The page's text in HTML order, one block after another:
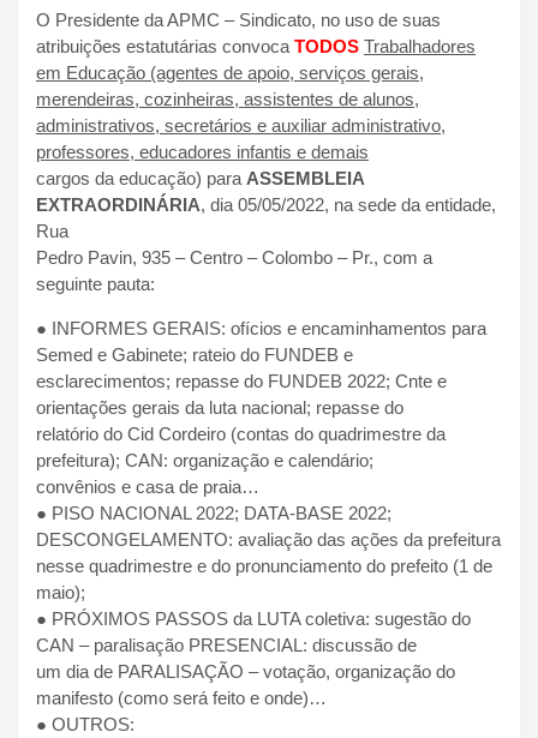
O Presidente da APMC – Sindicato, no uso de suas
atribuições estatutárias convoca TODOS Trabalhadores
em Educação (agentes de apoio, serviços gerais,
merendeiras, cozinheiras, assistentes de alunos,
administrativos, secretários e auxiliar administrativo,
professores, educadores infantis e demais
cargos da educação) para ASSEMBLEIA
EXTRAORDINÁRIA, dia 05/05/2022, na sede da entidade,
Rua
Pedro Pavin, 935 – Centro – Colombo – Pr., com a
seguinte pauta:
● INFORMES GERAIS: ofícios e encaminhamentos para
Semed e Gabinete; rateio do FUNDEB e
esclarecimentos; repasse do FUNDEB 2022; Cnte e
orientações gerais da luta nacional; repasse do
relatório do Cid Cordeiro (contas do quadrimestre da
prefeitura); CAN: organização e calendário;
convênios e casa de praia…
● PISO NACIONAL 2022; DATA-BASE 2022;
DESCONGELAMENTO: avaliação das ações da prefeitura
nesse quadrimestre e do pronunciamento do prefeito (1 de
maio);
● PRÓXIMOS PASSOS da LUTA coletiva: sugestão do
CAN – paralisação PRESENCIAL: discussão de
um dia de PARALISAÇÃO – votação, organização do
manifesto (como será feito e onde)…
● OUTROS: